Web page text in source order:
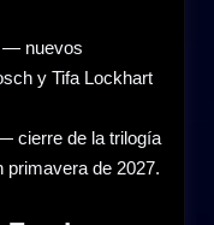
nuevos
y Tifa Lockhart
cierre de la trilogía
primavera de 2027.